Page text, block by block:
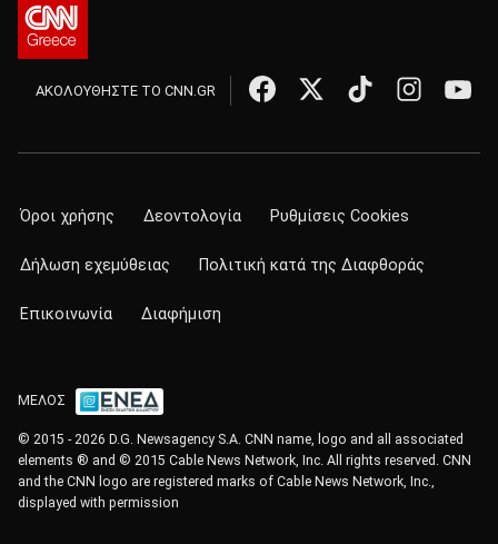
ΑΚΟΛΟΥΘΗΣΤΕ ΤΟ CNN.GR
Όροι χρήσης Δεοντολογία Ρυθμίσεις Cookies
Δήλωση εχεμύθειας Πολιτική κατά της Διαφθοράς
Επικοινωνία Διαφήμιση
ΜΕΛΟΣ
© 2015 - 2026 D.G. Newsagency S.A. CNN name, logo and all associated
elements ® and © 2015 Cable News Network, Inc. All rights reserved. CNN
and the CNN logo are registered marks of Cable News Network, Inc.,
displayed with permission